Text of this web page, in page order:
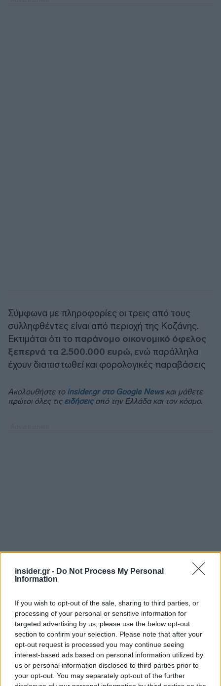
insider.gr - Do Not Process My Personal
Information
If you wish to opt-out of the sale, sharing to third parties, or
processing of your personal or sensitive information for
targeted advertising by us, please use the below opt-out
section to confirm your selection. Please note that after your
opt-out request is processed you may continue seeing
interest-based ads based on personal information utilized by
us or personal information disclosed to third parties prior to
your opt-out. You may separately opt-out of the further
Σύμφωνα με πληροφορίες οι τρεις από τους
συλληφθέντες είναι από περιοχή της Κοζάνης.
Εκτιμάται ότι το παράνομο οικονομικό όφελος
ξεπερνά τα 2.500.000 ευρώ, ενώ παράλληλα
έχουν διαπιστωθεί και φορολογικές παραβάσεις
Ακολουθήστε το insider.gr στο Google Newsκαι μάθετε
πρώτοι όλες τις ειδήσειςαπό την Ελλάδα και τον κόσμο.
Διαβάζονται αυτή τη στιγμή
Ο Τραμπ αναδημοσίευσε συνέντευξη του
Πλεύρη
Εξοικονομώ - Επιχειρώ: Παράταση έως τις 30
Νοεμβρίου για περισσότερες από 400
επιχειρήσεις
Μετά την επιτυχία των καθαρών οικοπέδων, ας